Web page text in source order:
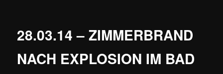
28.03.14 – ZIMMERBRAND
NACH EXPLOSION IM BAD